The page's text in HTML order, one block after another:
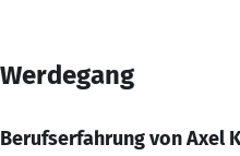
Werdegang
Berufserfahrung von Axel